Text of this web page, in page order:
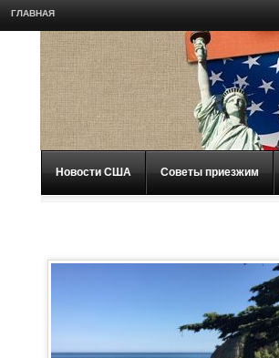
ГЛАВНАЯ
Новости США Советы приезжим